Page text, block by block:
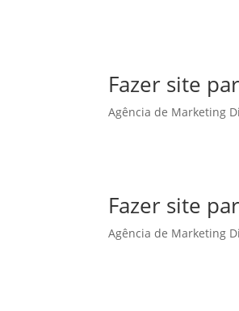
Fazer site
Agência de Marketing
Fazer site
Agência de Marketing